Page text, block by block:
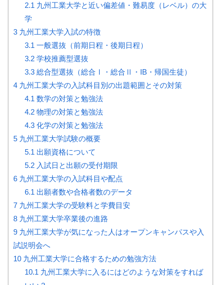
2.1 九州工業大学と近い偏差値・難易度（レベル）の大
学
3 九州工業大学入試の特徴
3.1 一般選抜（前期日程・後期日程）
3.2学校推薦型選抜
3.3総合型選抜（総合Ⅰ・総合Ⅱ・IB・帰国生徒）
4 九州工業大学の入試科目別の出題範囲とその対策
4.1 数学の対策と勉強法
4.2物理の対策と勉強法
4.3化学の対策と勉強法
5 九州工業大学試験の概要
5.1 出願資格について
5.2入試日と出願の受付期限
6 九州工業大学の入試科目や配点
6.1 出願者数や合格者数のデータ
7 九州工業大学の受験料と学費目安
8 九州工業大学卒業後の進路
9 九州工業大学が気になった人はオープンキャンパスや入
試説明会へ
10 九州工業大学に合格するための勉強方法
10.1 九州工業大学に入るにはどのような対策をすれば